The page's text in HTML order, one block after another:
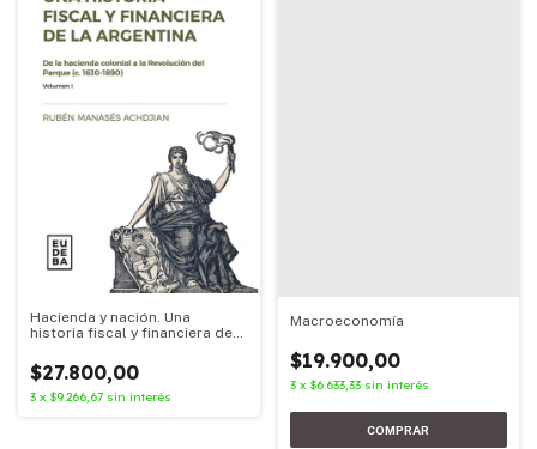
Hacienda y nación. Una
historia fiscal y financiera de
$27.800,00
3 x $9.266,67 sin interés
Macroeconomía
$19.900,00
3 x $6.633,33 sin interés